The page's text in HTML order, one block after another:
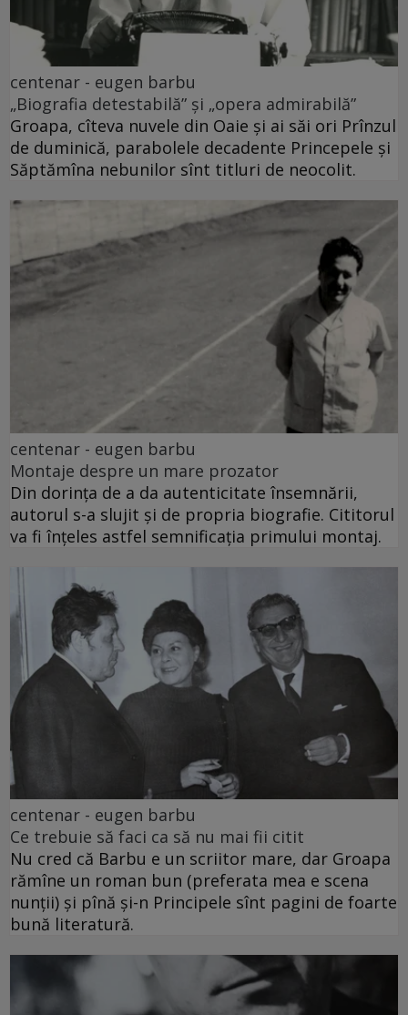
centenar - eugen barbu
„Biografia detestabilă” și „opera admirabilă”
Groapa, cîteva nuvele din Oaie și ai săi ori Prînzul
de duminică, parabolele decadente Princepele și
Săptămîna nebunilor sînt titluri de neocolit.
centenar - eugen barbu
Montaje despre un mare prozator
Din dorința de a da autenticitate însemnării,
autorul s-a slujit și de propria biografie. Cititorul
va fi înțeles astfel semnificația primului montaj.
centenar - eugen barbu
Ce trebuie să faci ca să nu mai fii citit
Nu cred că Barbu e un scriitor mare, dar Groapa
rămîne un roman bun (preferata mea e scena
nunții) și pînă și-n Principele sînt pagini de foarte
bună literatură.